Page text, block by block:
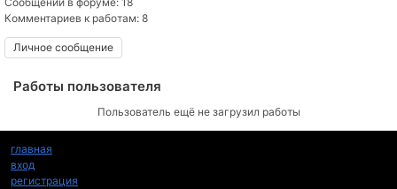
Комментариев к работам: 8
Личное сообщение
Работы пользователя
Пользователь ещё не загрузил работы
главная
вход
регистрация